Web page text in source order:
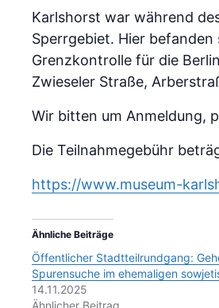
Karlshorst war während
Sperrgebiet. Hier
Grenzkontrolle für die
Zwieseler Straße,
Wir bitten um Anmeldung,
Die Teilnahmegebühr
https://www.museum-
Ähnliche Beiträge
Öffentlicher Stadtteilrundgang:
Spurensuche im ehemaligen
14.11.2025
Ähnlicher Beitrag